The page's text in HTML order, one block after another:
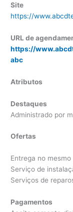
Site
https://
URL de
https://
abc
Atributos
Destaques
Administrado por
Ofertas
Entrega no mesmo
Serviço de
Serviços de
Pagamentos